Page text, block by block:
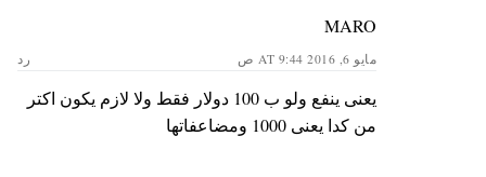
MARO
مايو 6, 2016 AT 9:44 ص رد
يعنى ينفع ولو ب 100 دولار فقط ولا لازم يكون اكتر
من كدا يعنى 1000 ومضاعفاتها